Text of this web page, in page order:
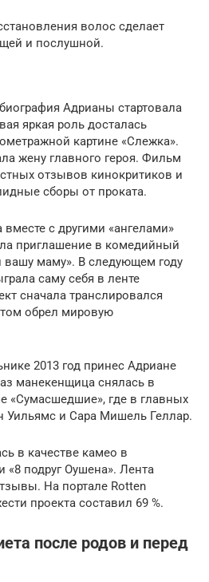
волос сделает
и послушной.
Адрианы стартовала
яркая роль досталась
картине «Слежка».
жену главного героя. Фильм
отзывов кинокритиков и
сборы от проката.
с другими «ангелами»
приглашение в комедийный
вашу маму». В следующем году
саму себя в ленте
сначала транслировался
обрел мировую
2013 год принес Адриане
манекенщица снялась в
«Сумасшедшие», где в главных
Уильямс и Сара Мишель Геллар.
в качестве камео в
подруг Оушена». Лента
На портале Rotten
проекта составил 69 %.
после родов и перед